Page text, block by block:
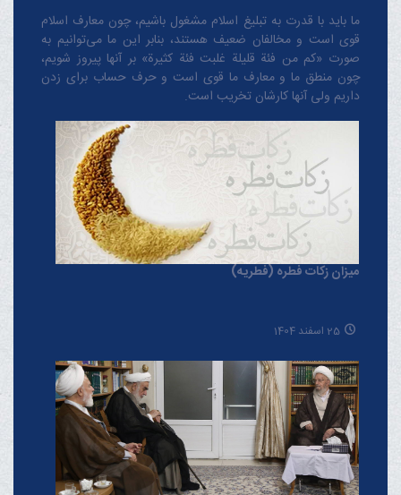
ما باید با قدرت به تبلیغ اسلام مشغول باشیم، چون معارف اسلام
قوی است و مخالفان ضعیف هستند، بنابر این ما می‌توانیم به
صورت «کم من فئة قلیلة غلبت فئة کثیرة» بر آنها پیروز شویم،
چون منطق‌ ما و معارف ‌ما قوی است و حرف حساب برای زدن
داریم ولی آنها کارشان تخریب است.
میزان زکات فطره (فطریه)
25 اسفند 1404